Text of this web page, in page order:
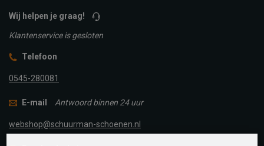
Wij helpen je graag!
Klantenservice is gesloten
Telefoon
0545-280081
E-mail Antwoord binnen 24 uur
webshop@schuurman-schoenen.nl